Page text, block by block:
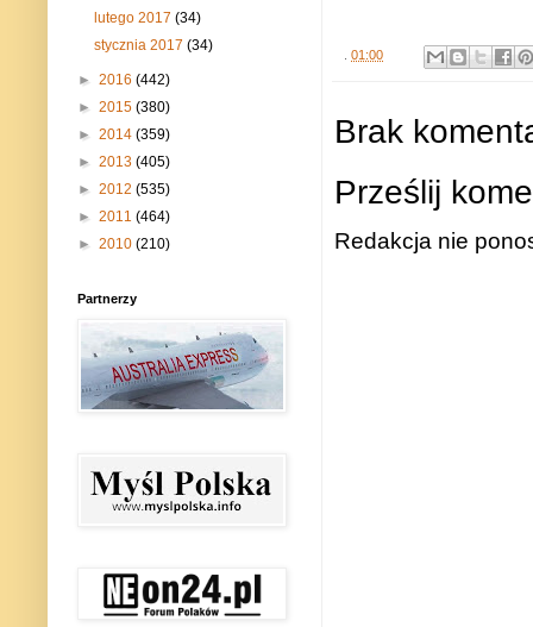
. 01:00
Brak
Prześlij
Redakcja nie
lutego 2017(34)
stycznia 2017(34)
► 2016 (442)
► 2015 (380)
► 2014 (359)
► 2013 (405)
► 2012 (535)
► 2011 (464)
► 2010 (210)
Partnerzy